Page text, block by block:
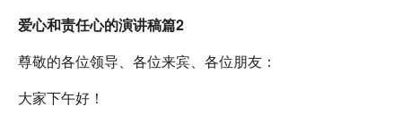
爱心和责任心的演讲稿篇2
尊敬的各位领导、各位来宾、各位朋友：
大家下午好！